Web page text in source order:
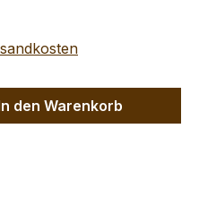
den
den Warenkorb